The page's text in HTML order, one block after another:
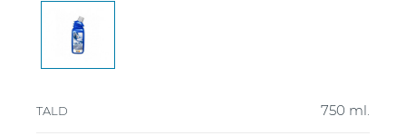
TALD 750 ml.